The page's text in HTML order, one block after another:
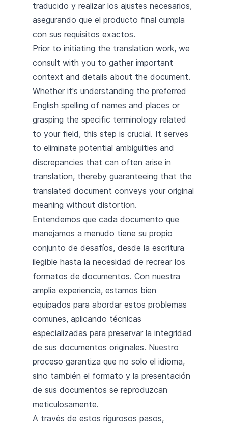
traducido y realizar los ajustes necesarios,
asegurando que el producto final cumpla
con sus requisitos exactos.
Prior to initiating the translation work, we
consult with you to gather important
context and details about the document.
Whether it's understanding the preferred
English spelling of names and places or
grasping the specific terminology related
to your field, this step is crucial. It serves
to eliminate potential ambiguities and
discrepancies that can often arise in
translation, thereby guaranteeing that the
translated document conveys your original
meaning without distortion.
Entendemos que cada documento que
manejamos a menudo tiene su propio
conjunto de desafíos, desde la escritura
ilegible hasta la necesidad de recrear los
formatos de documentos. Con nuestra
amplia experiencia, estamos bien
equipados para abordar estos problemas
comunes, aplicando técnicas
especializadas para preservar la integridad
de sus documentos originales. Nuestro
proceso garantiza que no solo el idioma,
sino también el formato y la presentación
de sus documentos se reproduzcan
meticulosamente.
A través de estos rigurosos pasos,